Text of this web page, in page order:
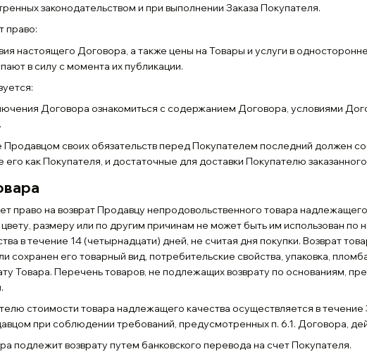
законодательством и при выполнении Заказа Покупателя.
право:
настоящего Договора, а также цены на Товары и услуги в
в силу с момента их публикации.
Договора ознакомиться с содержанием Договора, условиями
Продавцом своих обязательств перед Покупателем последний должен
как Покупателя, и достаточные для доставки Покупателю
право на возврат Продавцу непродовольственного товара
размеру или по другим причинам не может быть им использован по
в течение 14 (четырнадцати) дней, не считая дня покупки. Возврат
сохранен его товарный вид, потребительские свойства, упаковка,
Товара. Перечень товаров, не подлежащих возврату по основаниям,
стоимости товара надлежащего качества осуществляется в
при соблюдении требований, предусмотренных п. 6.1. Договора,
подлежит возврату путем банковского перевода на счет Покупателя.